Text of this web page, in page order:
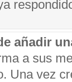
añadir
a sus
Una vez